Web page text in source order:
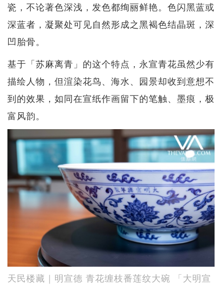
瓷，不论著色深浅，发色都绚丽鲜艳。色闪黑蓝或
深蓝者，凝聚处可见自然形成之黑褐色结晶斑，深
凹胎骨。
基于「苏麻离青」的这个特点，永宣青花虽然少有
描绘人物，但渲染花鸟、海水、园景却收到意想不
到的效果，如同在宣纸作画留下的笔触、墨痕，极
富风韵。
天民楼藏｜明宣德 青花缠枝番莲纹大碗 「大明宣